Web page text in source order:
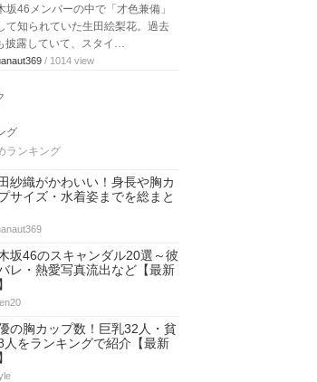
坂46メンバーの中で「才色兼備」
て知られていた生田絵梨花。過去
披露していて、スタイ…
/ 1014 view
グ
ランキング
紗織がかわいい！身長や胸カ
サイズ・水着姿までを総まと
坂46のスキャンダル20選～彼
レ・熱愛写真流出など【最新
の胸カップ数！巨乳32人・貧
人をランキングで紹介【最新